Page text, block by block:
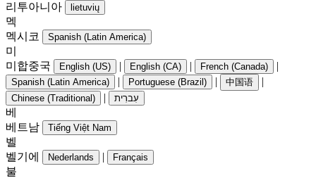
리투아니아
lietuvių
멕
멕시코
Spanish (Latin America)
미
미합중국
English (US) | English (CA) | French (Canada) |
Spanish (Latin America) | Portuguese (Brazil) | 中国语 |
Chinese (Traditional) | עִברִית
베
베트남
Tiếng Việt Nam
벨
벨기에
Nederlands | Français
불